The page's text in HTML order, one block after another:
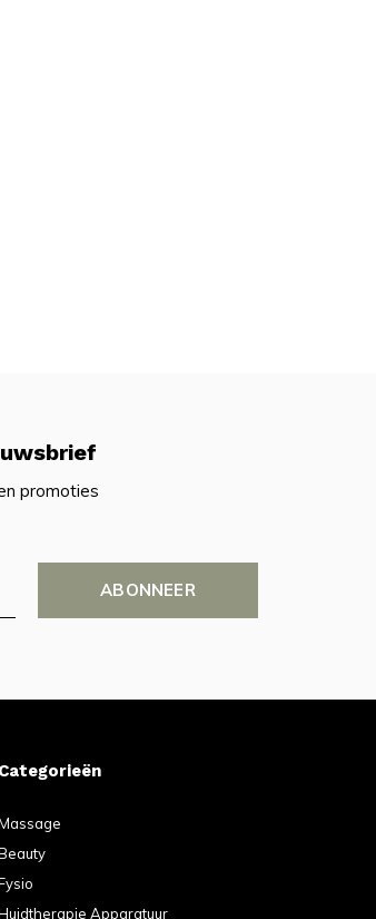
promoties
ABONNEER
Categorieën
Apparatuur